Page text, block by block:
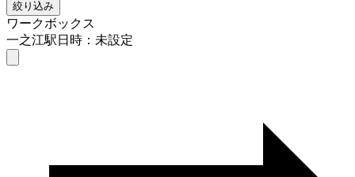
絞り込み
ワークボックス
一之江駅日時：未設定